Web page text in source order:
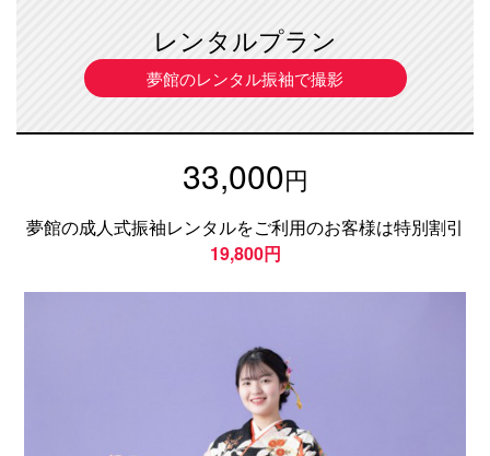
レンタルプラン
夢館のレンタル振袖で撮影
33,000円
夢館の成人式振袖レンタルをご利用のお客様は特別割引
19,800円